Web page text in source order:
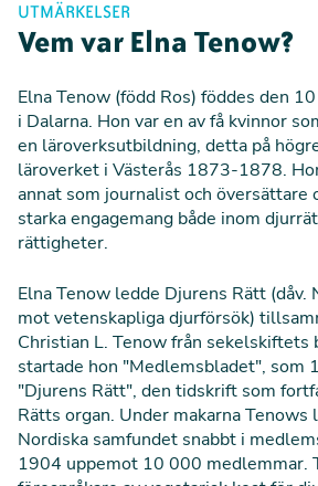
UTMÄRKELSER
Vem var Elna Tenow?
Elna Tenow (född Ros) föddes den
i Dalarna. Hon var en av få kvinnor
en läroverksutbildning, detta på
läroverket i Västerås 1873-1878.
annat som journalist och översättare
starka engagemang både inom
rättigheter.
Elna Tenow ledde Djurens Rätt (dåv.
mot vetenskapliga djurförsök)
Christian L. Tenow från sekelskiftets
startade hon "Medlemsbladet", som
"Djurens Rätt", den tidskrift som
Rätts organ. Under makarna Tenows
Nordiska samfundet snabbt i
1904 uppemot 10 000 medlemmar.